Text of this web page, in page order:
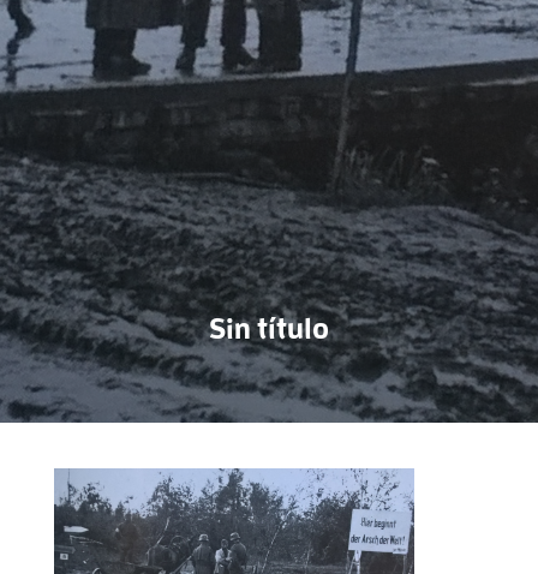
Sin título